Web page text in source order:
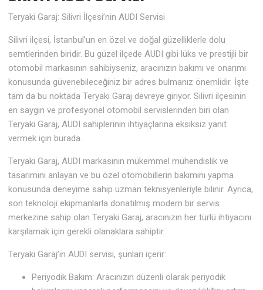
Teryaki Garaj: Silivri İlçesi’nin AUDI Servisi
Silivri ilçesi, İstanbul’un en özel ve doğal güzelliklerle dolu
semtlerinden biridir. Bu güzel ilçede AUDI gibi lüks ve prestijli bir
otomobil markasının sahibiyseniz, aracınızın bakımı ve onarımı
konusunda güvenebileceğiniz bir adres bulmanız önemlidir. İşte
tam da bu noktada Teryaki Garaj devreye giriyor. Silivri ilçesinin
en saygın ve profesyonel otomobil servislerinden biri olan
Teryaki Garaj, AUDI sahiplerinin ihtiyaçlarına eksiksiz yanıt
vermek için burada.
Teryaki Garaj, AUDI markasının mükemmel mühendislik ve
tasarımını anlayan ve bu özel otomobillerin bakımını yapma
konusunda deneyime sahip uzman teknisyenleriyle bilinir. Ayrıca,
son teknoloji ekipmanlarla donatılmış modern bir servis
merkezine sahip olan Teryaki Garaj, aracınızın her türlü ihtiyacını
karşılamak için gerekli olanaklara sahiptir.
Teryaki Garaj’ın AUDI servisi, şunları içerir:
Periyodik Bakım: Aracınızın düzenli olarak periyodik